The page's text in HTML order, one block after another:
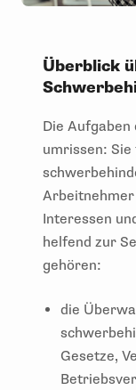
Überblick
Die Aufgaben
umrissen:
Interessen
helfend zur
gehören:
die
Gesetze,